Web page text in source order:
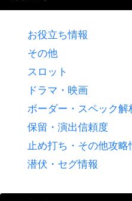
お役立ち情報
その他
スロット
ドラマ・映画
ボーダー・スペック解
保留・演出信頼度
止め打ち・その他攻略
潜伏・セグ情報